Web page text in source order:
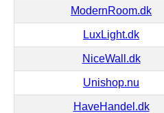
ModernRoom.dk
LuxLight.dk
NiceWall.dk
Unishop.nu
HaveHandel.dk